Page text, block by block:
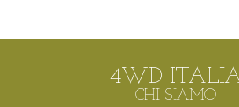
4WD
CHI SIAMO